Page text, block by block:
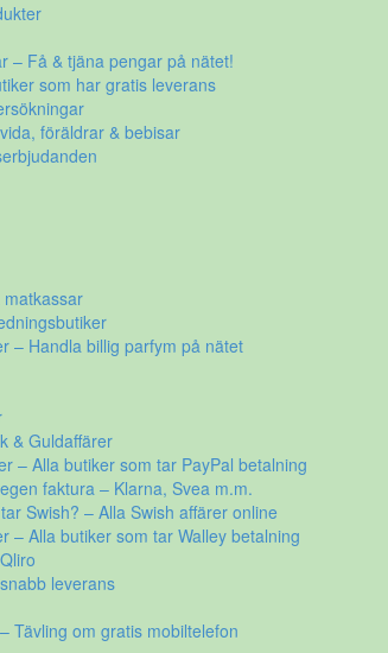
– Få & tjäna pengar på nätet!
som har gratis leverans
föräldrar & bebisar
– Handla billig parfym på nätet
& Guldaffärer
– Alla butiker som tar PayPal betalning
faktura – Klarna, Svea m.m.
Swish? – Alla Swish affärer online
– Alla butiker som tar Walley betalning
leverans
Tävling om gratis mobiltelefon